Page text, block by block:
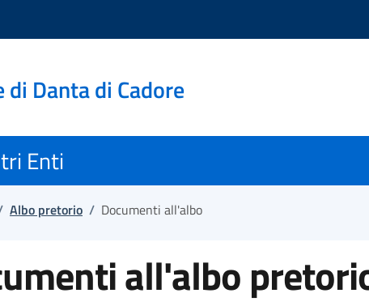
di Danta di Cadore
Enti
Albo pretorio / Documenti all'albo
all'albo